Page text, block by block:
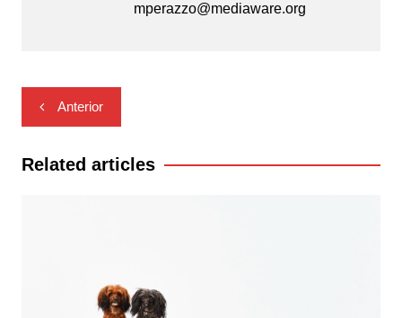
mperazzo@mediaware.org
Navegación
de
entradas
Anterior
Related articles